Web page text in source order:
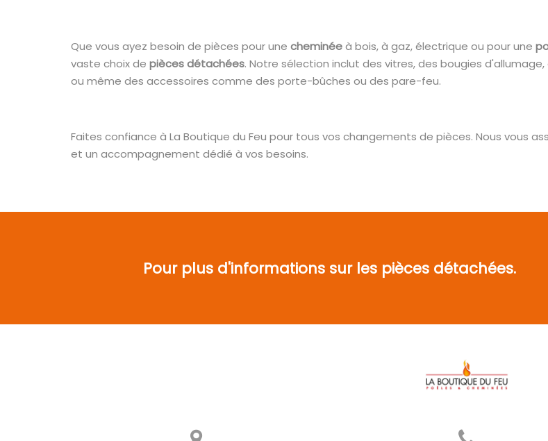
Que vous ayez besoin de pièces pour une cheminéeà bois, à gaz, électrique ou pour une
vaste choix de pièces détachées. Notre sélection inclut des vitres, des bougies
ou même des accessoires comme des porte-bûches ou des pare-feu.
Faites confiance à La Boutique du Feu pour tous vos changements de pièces. Nous vous
et un accompagnement dédié à vos besoins.
Pour plus d'informations sur les pièces détachées.